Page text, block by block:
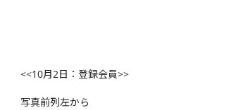
<<10月2日：登録会員>>
写真前列左から